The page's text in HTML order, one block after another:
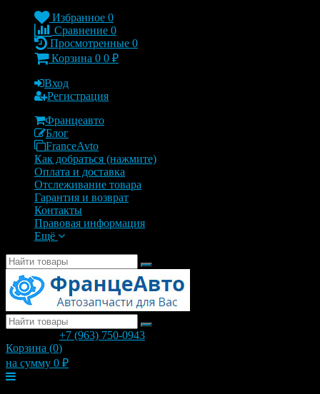
Избранное 0
Сравнение 0
Просмотренные 0
Корзина 0 0 ₽
Вход
Регистрация
Францеавто
Блог
FranceAvto
Как добраться (нажмите)
Оплата и доставка
Отслеживание товара
Гарантия и возврат
Контакты
Правовая информация
Ещё
+7 (963) 750-0943
Корзина (0)
на сумму 0 ₽